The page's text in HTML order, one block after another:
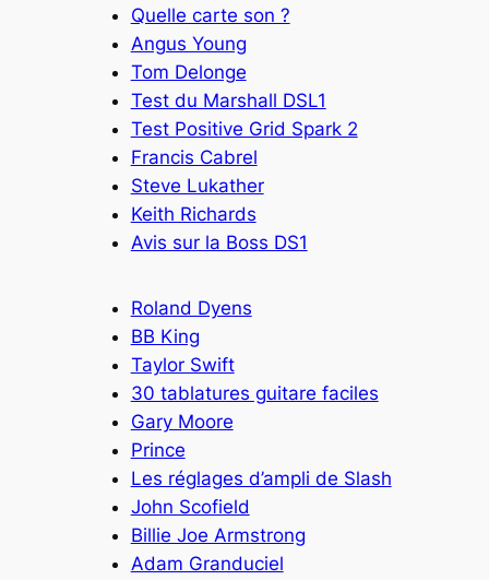
Quelle carte son ?
Angus Young
Tom Delonge
Test du Marshall DSL1
Test Positive Grid Spark 2
Francis Cabrel
Steve Lukather
Keith Richards
Avis sur la Boss DS1
Roland Dyens
BB King
Taylor Swift
30 tablatures guitare faciles
Gary Moore
Prince
Les réglages d’ampli de Slash
John Scofield
Billie Joe Armstrong
Adam Granduciel